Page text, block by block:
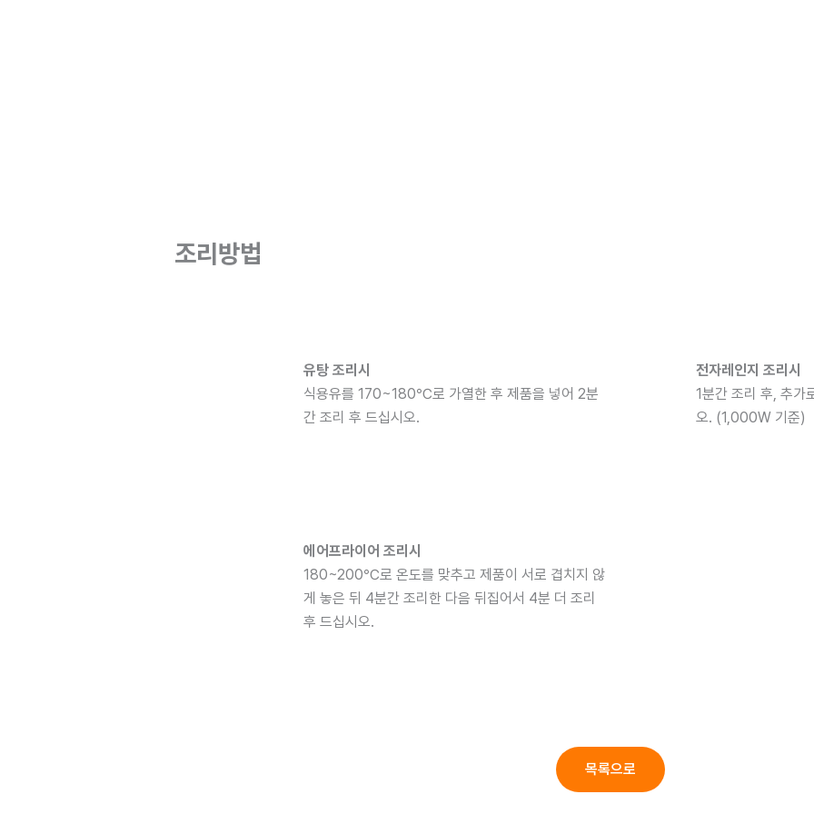
조리방법
유탕 조리시
식용유를 170~180℃로 가열한 후 제품을 넣어 2분
간 조리 후 드십시오.
전자레인지 조리시
1분간 조리 후, 추가
오. (1,000W 기준)
에어프라이어 조리시
180~200℃로 온도를 맞추고 제품이 서로 겹치지 않
게 놓은 뒤 4분간 조리한 다음 뒤집어서 4분 더 조리
후 드십시오.
목록으로